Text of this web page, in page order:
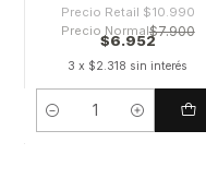
Precio Retail $10.990
Precio Normal$7.900
$6.952
3 x $2.318 sin interés
Cantidad